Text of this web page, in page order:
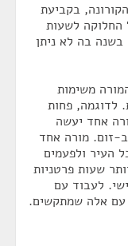
בקביעת
לשעות
בשנה בה לא ניתן
משימות
לדוגמה, פחות
אחד יעשה
ב-זום. מורה אחד
העיר ולפעמים
שעות פרטניות
לעבוד עם
עם אלה שמתקשים.